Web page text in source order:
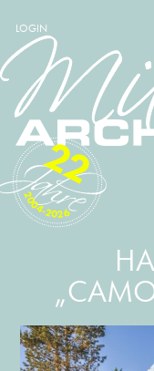
LOGIN
2004-2026
22